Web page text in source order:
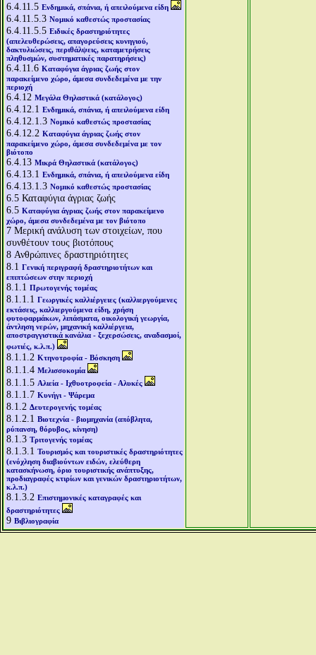
6.4.11.5 Ενδημικά, σπάνια, ή απειλούμενα είδη
6.4.11.5.3 Νομικό καθεστώς προστασίας
6.4.11.5.5 Ειδικές δραστηριότητες
(απελευθερώσεις, απαγορεύσεις κυνηγιού,
δακτυλιώσεις, περιθάλψεις, καταμετρήσεις
πληθυσμών, συστηματικές παρατηρήσεις)
6.4.11.6 Καταφύγια άγριας ζωής στον
παρακείμενο χώρο, άμεσα συνδεδεμένα με την
περιοχή
6.4.12 Μεγάλα Θηλαστικά (κατάλογος)
6.4.12.1 Ενδημικά, σπάνια, ή απειλούμενα είδη
6.4.12.1.3 Νομικό καθεστώς προστασίας
6.4.12.2 Καταφύγια άγριας ζωής στον
παρακείμενο χώρο, άμεσα συνδεδεμένα με τον
βιότοπο
6.4.13 Μικρά Θηλαστικά (κατάλογος)
6.4.13.1 Ενδημικά, σπάνια, ή απειλούμενα είδη
6.4.13.1.3 Νομικό καθεστώς προστασίας
6.5 Καταφύγια άγριας ζωής
6.5 Καταφύγια άγριας ζωής στον παρακείμενο
χώρο, άμεσα συνδεδεμένα με τον βιότοπο
7 Μερική ανάλυση των στοιχείων, που
συνθέτουν τους βιοτόπους
8 Ανθρώπινες δραστηριότητες
8.1 Γενική περιγραφή δραστηριοτήτων και
επιπτώσεων στην περιοχή
8.1.1 Πρωτογενής τομέας
8.1.1.1 Γεωργικές καλλιέργειες (καλλιεργούμενες
εκτάσεις, καλλιεργούμενα είδη, χρήση
φυτοφαρμάκων, λιπάσματα, οικολογική γεωργία,
άντληση νερών, μηχανική καλλιέργεια,
αποστραγγιστικά κανάλια - ξεχερσώσεις, αναδασμοί,
φωτιές, κ.λ.π.)
8.1.1.2 Κτηνοτροφία - Βόσκηση
8.1.1.4 Μελισσοκομία
8.1.1.5 Αλιεία - Ιχθυοτροφεία - Αλυκές
8.1.1.7 Κυνήγι - Ψάρεμα
8.1.2 Δευτερογενής τομέας
8.1.2.1 Βιοτεχνία - βιομηχανία (απόβλητα,
ρύπανση, θόρυβος, κίνηση)
8.1.3 Τριτογενής τομέας
8.1.3.1 Τουρισμός και τουριστικές δραστηριότητες
(ενόχληση διαβιούντων ειδών, ελεύθερη
κατασκήνωση, όριο τουριστικής ανάπτυξης,
προδιαγραφές κτιρίων και γενικών δραστηριοτήτων,
κ.λ.π.)
8.1.3.2 Επιστημονικές καταγραφές και
δραστηριότητες
9 Βιβλιογραφία